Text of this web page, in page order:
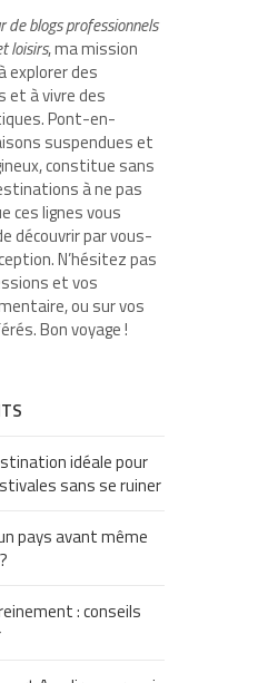
de blogs professionnels
loisirs, ma mission
explorer des
et à vivre des
Pont-en-
suspendues et
constitue sans
à ne pas
ces lignes vous
découvrir par vous-
N’hésitez pas
et vos
ou sur vos
Bon voyage !
idéale pour
sans se ruiner
pays avant même
: conseils